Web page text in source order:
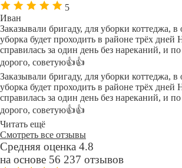
5
Иван
Заказывали бригаду, для уборки коттеджа,
уборка будет проходить в районе трёх дней
справилась за один день без нареканий, и
дорого, советую👍👍
Заказывали бригаду, для уборки коттеджа,
уборка будет проходить в районе трёх дней
справилась за один день без нареканий, и
дорого, советую👍👍
Читать ещё
Смотреть все отзывы
Средняя оценка 4.8
на основе 56 237 отзывов